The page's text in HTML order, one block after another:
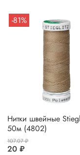
-81%
Нитки швейные
50м (4802)
107.07 ₽
20 ₽